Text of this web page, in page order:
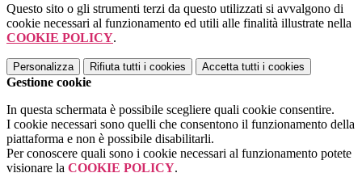
Questo sito o gli strumenti terzi da questo utilizzati si avvalgono di
cookie necessari al funzionamento ed utili alle finalità illustrate nella
COOKIE POLICY.
Personalizza Rifiuta tutti i cookies Accetta tutti i cookies
Gestione cookie
In questa schermata è possibile scegliere quali cookie consentire.
I cookie necessari sono quelli che consentono il funzionamento della
piattaforma e non è possibile disabilitarli.
Per conoscere quali sono i cookie necessari al funzionamento potete
visionare la COOKIE POLICY.